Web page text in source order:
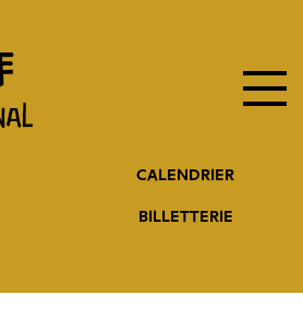
CALENDRIER
BILLETTERIE